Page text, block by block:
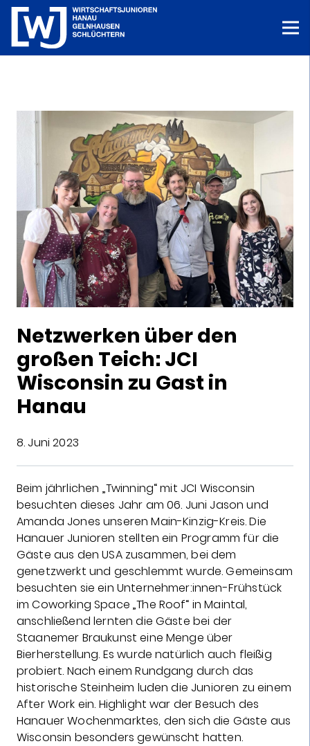
Netzwerken über den
großen Teich: JCI
Wisconsin zu Gast in
Hanau
8. Juni 2023
Beim jährlichen „Twinning“ mit JCI Wisconsin
besuchten dieses Jahr am 06. Juni Jason und
Amanda Jones unseren Main-Kinzig-Kreis. Die
Hanauer Junioren stellten ein Programm für die
Gäste aus den USA zusammen, bei dem
genetzwerkt und geschlemmt wurde. Gemeinsam
besuchten sie ein Unternehmer:innen-Frühstück
im Coworking Space „The Roof“ in Maintal,
anschließend lernten die Gäste bei der
Staanemer Braukunst eine Menge über
Bierherstellung. Es wurde natürlich auch fleißig
probiert. Nach einem Rundgang durch das
historische Steinheim luden die Junioren zu einem
After Work ein. Highlight war der Besuch des
Hanauer Wochenmarktes, den sich die Gäste aus
Wisconsin besonders gewünscht hatten.